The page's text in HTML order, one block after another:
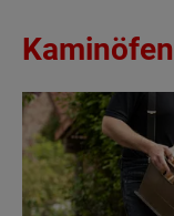
Kaminöfen